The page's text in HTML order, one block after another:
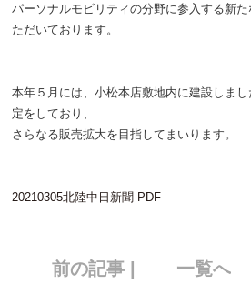
パーソナルモビリティの分野に参入する新
ただいております。
本年５月には、小松本店敷地内に建設しま
定をしており、
さらなる販売拡大を目指してまいります。
20210305北陸中日新聞 PDF
前の記事 | 一覧へ